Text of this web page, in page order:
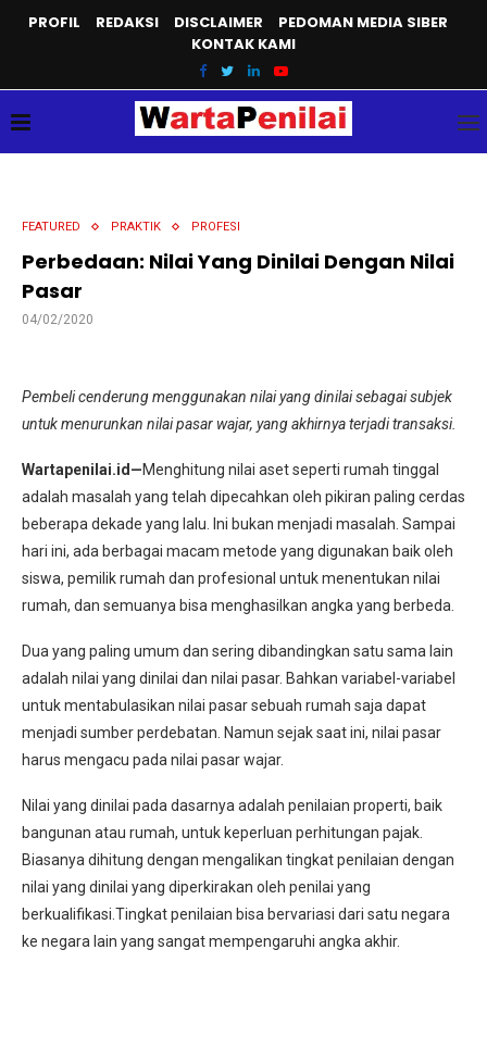
PROFIL REDAKSI DISCLAIMER
PEDOMAN MEDIA SIBER
KONTAK KAMI
FEATURED PRAKTIK PROFESI
Perbedaan: Nilai Yang Dinilai Dengan Nilai
Pasar
04/02/2020
Pembeli cenderung menggunakan nilai yang dinilai sebagai subjek
untuk menurunkan nilai pasar wajar, yang akhirnya terjadi transaksi.
Wartapenilai.id—Menghitung nilai aset seperti rumah tinggal
adalah masalah yang telah dipecahkan oleh pikiran paling cerdas
beberapa dekade yang lalu. Ini bukan menjadi masalah. Sampai
hari ini, ada berbagai macam metode yang digunakan baik oleh
siswa, pemilik rumah dan profesional untuk menentukan nilai
rumah, dan semuanya bisa menghasilkan angka yang berbeda.
Dua yang paling umum dan sering dibandingkan satu sama lain
adalah nilai yang dinilai dan nilai pasar. Bahkan variabel-variabel
untuk mentabulasikan nilai pasar sebuah rumah saja dapat
menjadi sumber perdebatan. Namun sejak saat ini, nilai pasar
harus mengacu pada nilai pasar wajar.
Nilai yang dinilai pada dasarnya adalah penilaian properti, baik
bangunan atau rumah, untuk keperluan perhitungan pajak.
Biasanya dihitung dengan mengalikan tingkat penilaian dengan
nilai yang dinilai yang diperkirakan oleh penilai yang
berkualifikasi.Tingkat penilaian bisa bervariasi dari satu negara
ke negara lain yang sangat mempengaruhi angka akhir.